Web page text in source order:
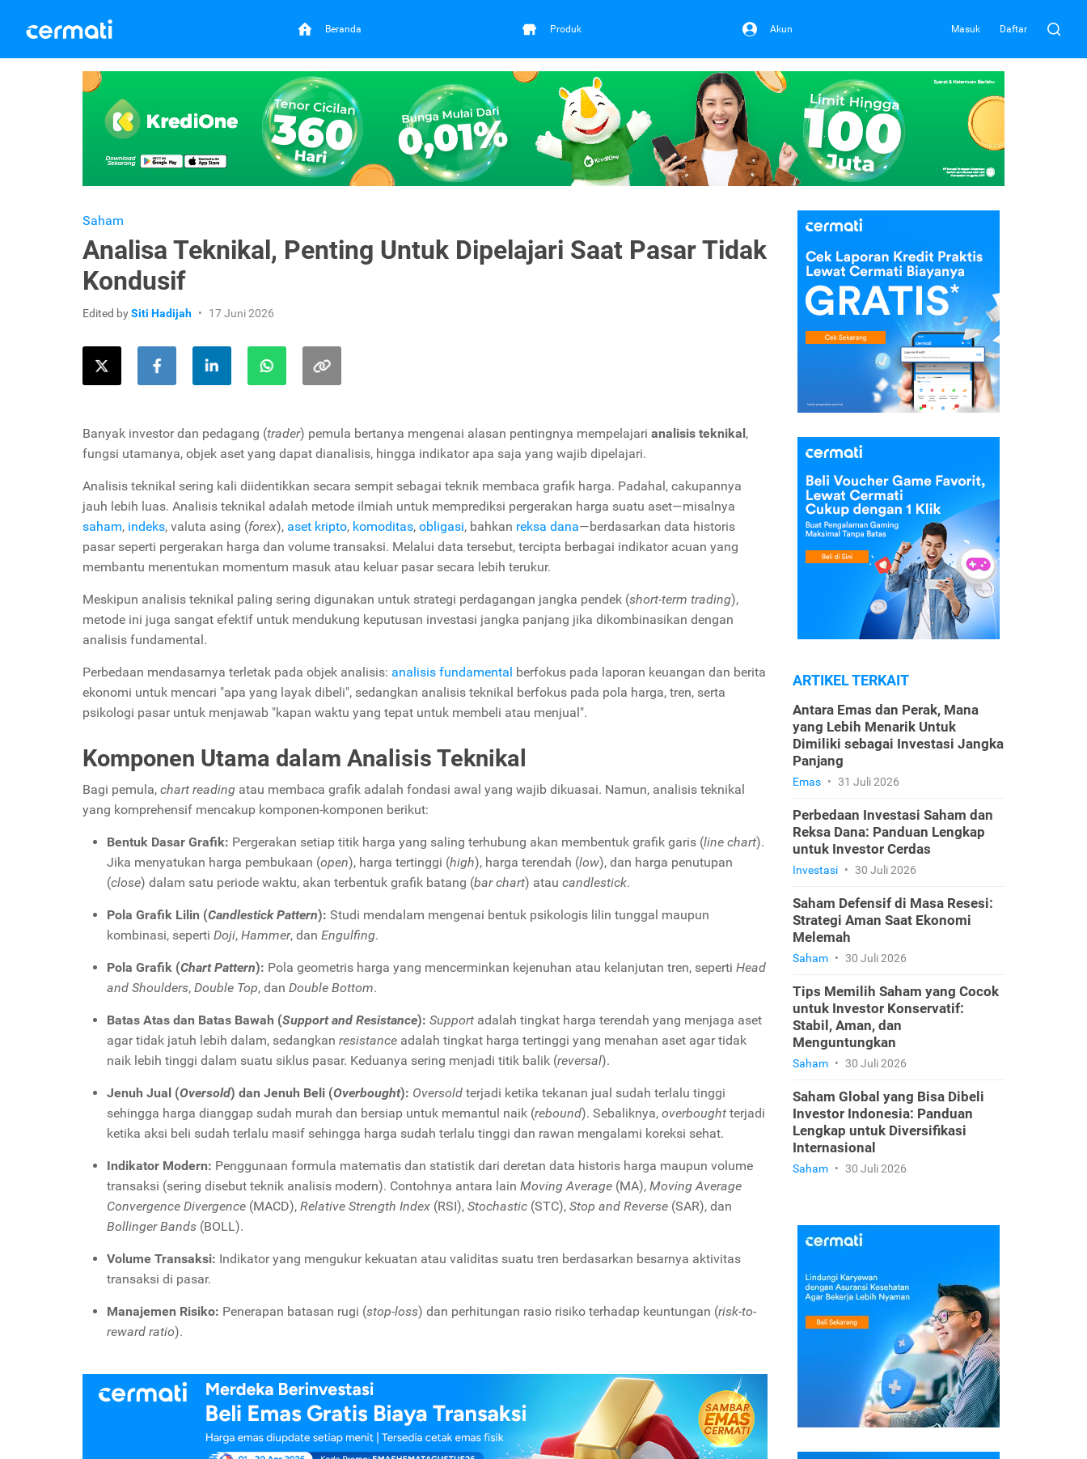
Beranda Produk Akun Masuk Daftar
Saham
Analisa Teknikal, Penting Untuk Dipelajari Saat Pasar Tidak
Kondusif
Edited bySiti Hadijah 17 Juni 2026
Banyak investor dan pedagang (trader) pemula bertanya mengenai alasan pentingnya mempelajari analisis teknikal,
fungsi utamanya, objek aset yang dapat dianalisis, hingga indikator apa saja yang wajib dipelajari.
Analisis teknikal sering kali diidentikkan secara sempit sebagai teknik membaca grafik harga. Padahal, cakupannya
jauh lebih luas. Analisis teknikal adalah metode ilmiah untuk memprediksi pergerakan harga suatu aset—misalnya
saham, indeks, valuta asing (forex), aset kripto, komoditas, obligasi, bahkan reksa dana—berdasarkan data historis
pasar seperti pergerakan harga dan volume transaksi. Melalui data tersebut, tercipta berbagai indikator acuan yang
membantu menentukan momentum masuk atau keluar pasar secara lebih terukur.
Meskipun analisis teknikal paling sering digunakan untuk strategi perdagangan jangka pendek (short-term trading),
metode ini juga sangat efektif untuk mendukung keputusan investasi jangka panjang jika dikombinasikan dengan
analisis fundamental.
Perbedaan mendasarnya terletak pada objek analisis: analisis fundamental berfokus pada laporan keuangan dan berita
ekonomi untuk mencari "apa yang layak dibeli", sedangkan analisis teknikal berfokus pada pola harga, tren, serta
psikologi pasar untuk menjawab "kapan waktu yang tepat untuk membeli atau menjual".
Komponen Utama dalam Analisis Teknikal
Bagi pemula, chart reading atau membaca grafik adalah fondasi awal yang wajib dikuasai. Namun, analisis teknikal
yang komprehensif mencakup komponen-komponen berikut:
Bentuk Dasar Grafik: Pergerakan setiap titik harga yang saling terhubung akan membentuk grafik garis (line chart).
Jika menyatukan harga pembukaan (open), harga tertinggi (high), harga terendah (low), dan harga penutupan
(close) dalam satu periode waktu, akan terbentuk grafik batang (bar chart) atau candlestick.
Pola Grafik Lilin (Candlestick Pattern): Studi mendalam mengenai bentuk psikologis lilin tunggal maupun
kombinasi, seperti Doji, Hammer, dan Engulfing.
Pola Grafik (Chart Pattern): Pola geometris harga yang mencerminkan kejenuhan atau kelanjutan tren, seperti Head
and Shoulders, Double Top, dan Double Bottom.
Batas Atas dan Batas Bawah (Support and Resistance): Support adalah tingkat harga terendah yang menjaga aset
agar tidak jatuh lebih dalam, sedangkan resistance adalah tingkat harga tertinggi yang menahan aset agar tidak
naik lebih tinggi dalam suatu siklus pasar. Keduanya sering menjadi titik balik (reversal).
Jenuh Jual (Oversold) dan Jenuh Beli (Overbought): Oversold terjadi ketika tekanan jual sudah terlalu tinggi
sehingga harga dianggap sudah murah dan bersiap untuk memantul naik (rebound). Sebaliknya, overbought terjadi
ketika aksi beli sudah terlalu masif sehingga harga sudah terlalu tinggi dan rawan mengalami koreksi sehat.
Indikator Modern: Penggunaan formula matematis dan statistik dari deretan data historis harga maupun volume
transaksi (sering disebut teknik analisis modern). Contohnya antara lain Moving Average (MA), Moving Average
Convergence Divergence (MACD), Relative Strength Index (RSI), Stochastic (STC), Stop and Reverse (SAR), dan
Bollinger Bands (BOLL).
Volume Transaksi: Indikator yang mengukur kekuatan atau validitas suatu tren berdasarkan besarnya aktivitas
transaksi di pasar.
Manajemen Risiko: Penerapan batasan rugi (stop-loss) dan perhitungan rasio risiko terhadap keuntungan (risk-to-
reward ratio).
ARTIKEL TERKAIT
Antara Emas dan Perak, Mana
yang Lebih Menarik Untuk
Dimiliki sebagai Investasi Jangka
Panjang
Emas • 31 Juli 2026
Perbedaan Investasi Saham dan
Reksa Dana: Panduan Lengkap
untuk Investor Cerdas
Investasi • 30 Juli 2026
Saham Defensif di Masa Resesi:
Strategi Aman Saat Ekonomi
Melemah
Saham • 30 Juli 2026
Tips Memilih Saham yang Cocok
untuk Investor Konservatif:
Stabil, Aman, dan
Menguntungkan
Saham • 30 Juli 2026
Saham Global yang Bisa Dibeli
Investor Indonesia: Panduan
Lengkap untuk Diversifikasi
Internasional
Saham • 30 Juli 2026